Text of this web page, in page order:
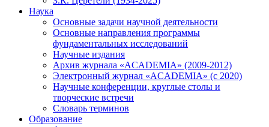
Наука
Основные задачи научной деятельности
Основные направления программы
фундаментальных исследований
Научные издания
Архив журнала «ACADEMIA» (2009-2012)
Электронный журнал «ACADEMIA» (с 2020)
Научные конференции, круглые столы и
творческие встречи
Словарь терминов
Образование